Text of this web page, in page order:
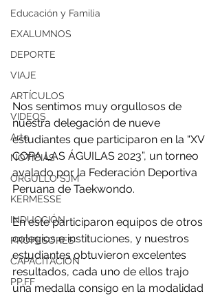
Educación y Familia
EXALUMNOS
DEPORTE
VIAJE
ARTÍCULOS
VIDEOS
Arte
NOTICIAS
ORGULLO SJM
KERMESSE
INDUCCIÓN
PROFESORES
CAPACITACIÓN
PP.FF
Nos sentimos muy orgullosos de
nuestra delegación de nueve
estudiantes que participaron en la “XV
COPA LAS ÁGUILAS 2023”, un torneo
avalado por la Federación Deportiva
Peruana de Taekwondo.
En este participaron equipos de otros
colegios e instituciones, y nuestros
estudiantes obtuvieron excelentes
resultados, cada uno de ellos trajo
una medalla consigo en la modalidad